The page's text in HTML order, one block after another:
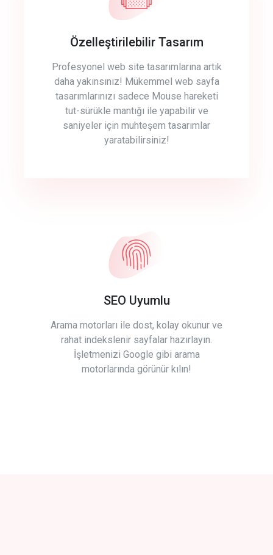
Özelleştirilebilir Tasarım
Profesyonel web site tasarımlarına artık
daha yakınsınız! Mükemmel web sayfa
tasarımlarınızı sadece Mouse hareketi
tut-sürükle mantığı ile yapabilir ve
saniyeler için muhteşem tasarımlar
yaratabilirsiniz!
SEO Uyumlu
Arama motorları ile dost, kolay okunur ve
rahat indekslenir sayfalar hazırlayın.
İşletmenizi Google gibi arama
motorlarında görünür kılın!